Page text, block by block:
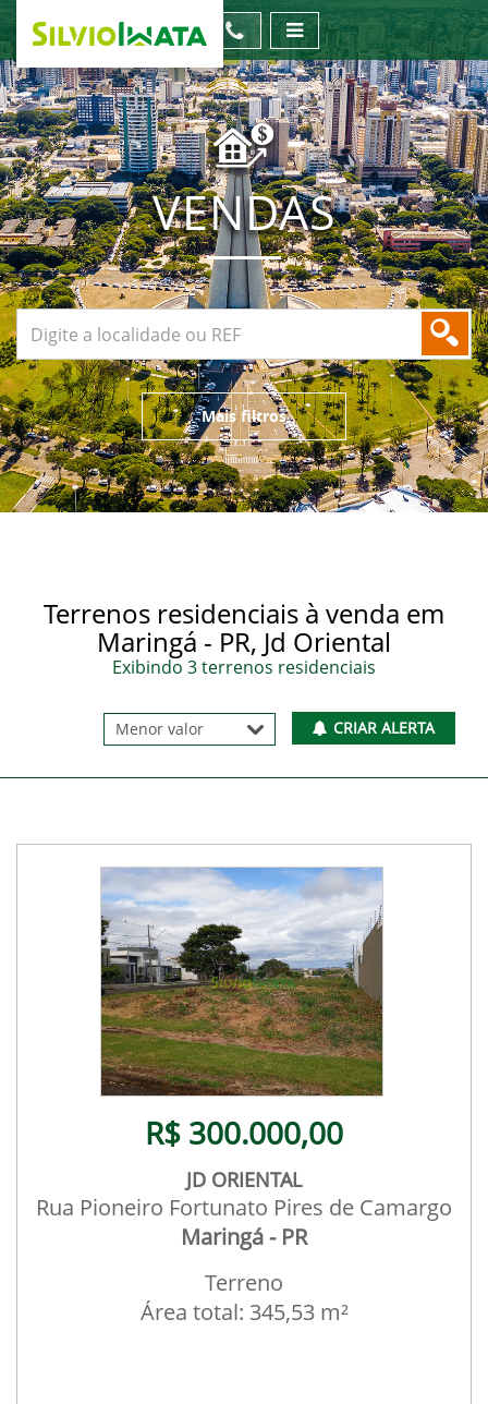
VENDAS
Mais filtros
Terrenos residenciais à venda em
Maringá - PR, Jd Oriental
Exibindo 3 terrenos residenciais
CRIAR ALERTA
R$ 300.000,00
JD ORIENTAL
Rua Pioneiro Fortunato Pires de Camargo
Maringá - PR
Terreno
Área total: 345,53 m²